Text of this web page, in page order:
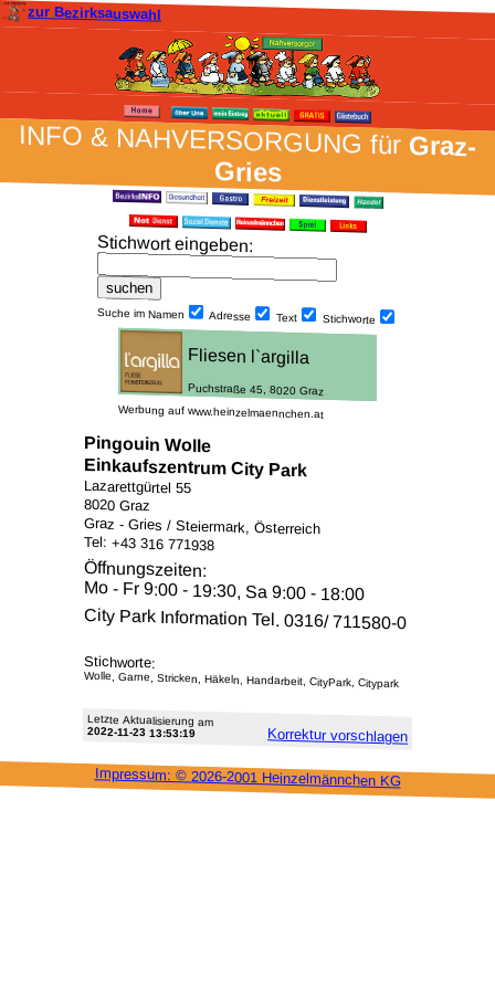
zur Bezirksauswahl
INFO & NAH­VER­SORG­UNG fürGraz-
Gries
Stich­wort ein­geben:
Suche im Namen Adresse Text Stich­worte
Werbung auf www.heinzelmaennchen.at
Pingouin Wolle
Einkaufszentrum City Park
Lazarettgürtel 55
8020 Graz
Graz - Gries / Steiermark, Österreich
Tel: +43 316 771938
Öffnungszeiten:
Mo - Fr 9:00 - 19:30, Sa 9:00 - 18:00
City Park Information Tel. 0316/ 711580-0
Stichworte:
Wolle, Garne, Stricken, Häkeln, Handarbeit, CityPark, Citypark
Letzte Aktu­alisie­rung am
2022-11-23 13:53:19 Korrektur vor­schlagen
Impressum: © 2026-2001 Heinzel­männchen KG